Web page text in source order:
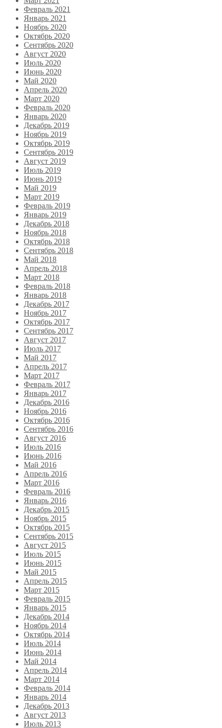
Февраль 2021
Январь 2021
Ноябрь 2020
Октябрь 2020
Сентябрь 2020
Август 2020
Июль 2020
Июнь 2020
Май 2020
Апрель 2020
Март 2020
Февраль 2020
Январь 2020
Декабрь 2019
Ноябрь 2019
Октябрь 2019
Сентябрь 2019
Август 2019
Июль 2019
Июнь 2019
Май 2019
Март 2019
Февраль 2019
Январь 2019
Декабрь 2018
Ноябрь 2018
Октябрь 2018
Сентябрь 2018
Май 2018
Апрель 2018
Март 2018
Февраль 2018
Январь 2018
Декабрь 2017
Ноябрь 2017
Октябрь 2017
Сентябрь 2017
Август 2017
Июль 2017
Май 2017
Апрель 2017
Март 2017
Февраль 2017
Январь 2017
Декабрь 2016
Ноябрь 2016
Октябрь 2016
Сентябрь 2016
Август 2016
Июль 2016
Июнь 2016
Май 2016
Апрель 2016
Март 2016
Февраль 2016
Январь 2016
Декабрь 2015
Ноябрь 2015
Октябрь 2015
Сентябрь 2015
Август 2015
Июль 2015
Июнь 2015
Май 2015
Апрель 2015
Март 2015
Февраль 2015
Январь 2015
Декабрь 2014
Ноябрь 2014
Октябрь 2014
Июль 2014
Июнь 2014
Май 2014
Апрель 2014
Март 2014
Февраль 2014
Январь 2014
Декабрь 2013
Август 2013
Июль 2013